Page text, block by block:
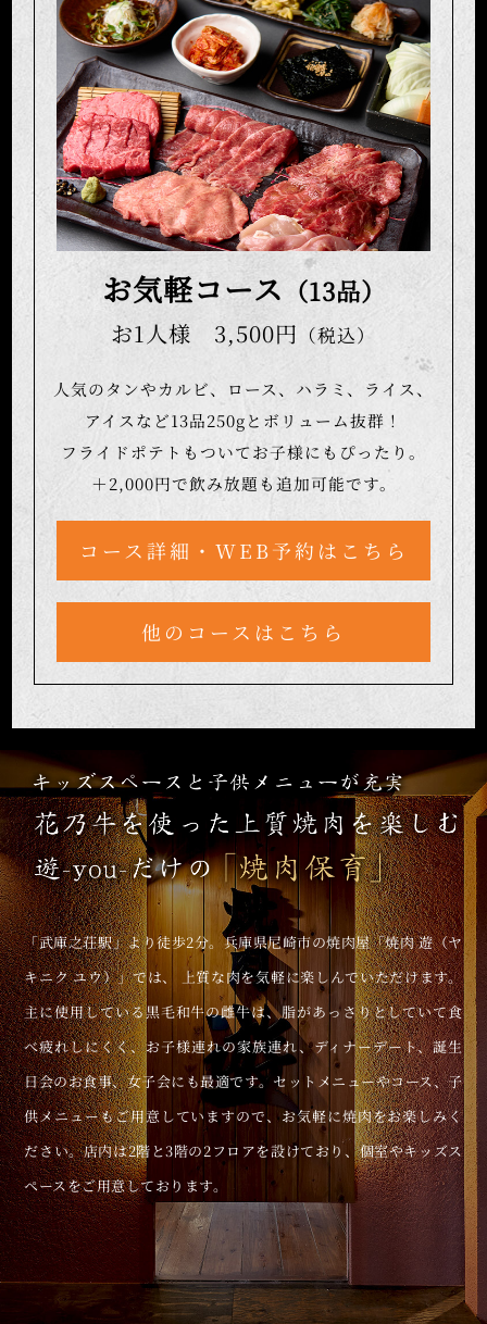
お気軽コース （13品）
お1人様 3,500円 （税込）
人気のタンやカルビ、ロース、ハラミ、ライス、
アイスなど13品250gとボリューム抜群！
フライドポテトもついてお子様にもぴったり。
＋2,000円で飲み放題も追加可能です。
コース詳細・WEB予約はこちら
他のコースはこちら
「武庫之荘駅」より徒歩2分。兵庫県尼崎市の焼肉屋「焼肉 遊（ヤ
キニク ユウ）」では、
上質な肉を気軽に楽しんでいただけます。
主に使用している黒毛和牛の雌牛は、脂があっさりとしていて食
べ疲れしにくく、お子様連れの家族連れ、ディナーデート、誕生
日会のお食事、女子会にも最適です。 セットメニューやコース、子
供メニューもご用意していますので、お気軽に焼肉をお楽しみく
ださい。店内は2階と3階の2フロアを設けており、個室やキッズス
ペースをご用意しております。